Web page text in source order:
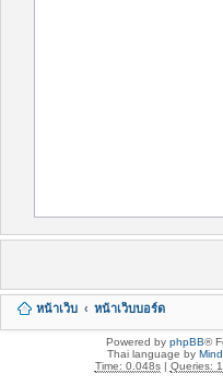
หน้าเว็บ หน้าเว็บบอร์ด
Powered by phpBB®
Thai language by
Time: 0.048s| Queries: